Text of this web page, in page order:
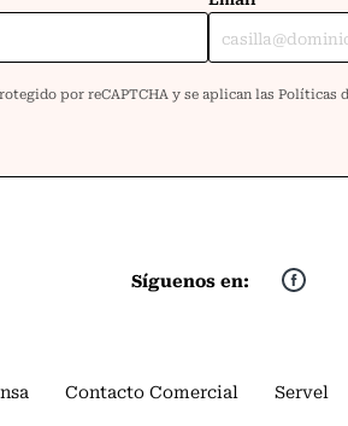
Síguenos en:
Contacto Comercial Servel